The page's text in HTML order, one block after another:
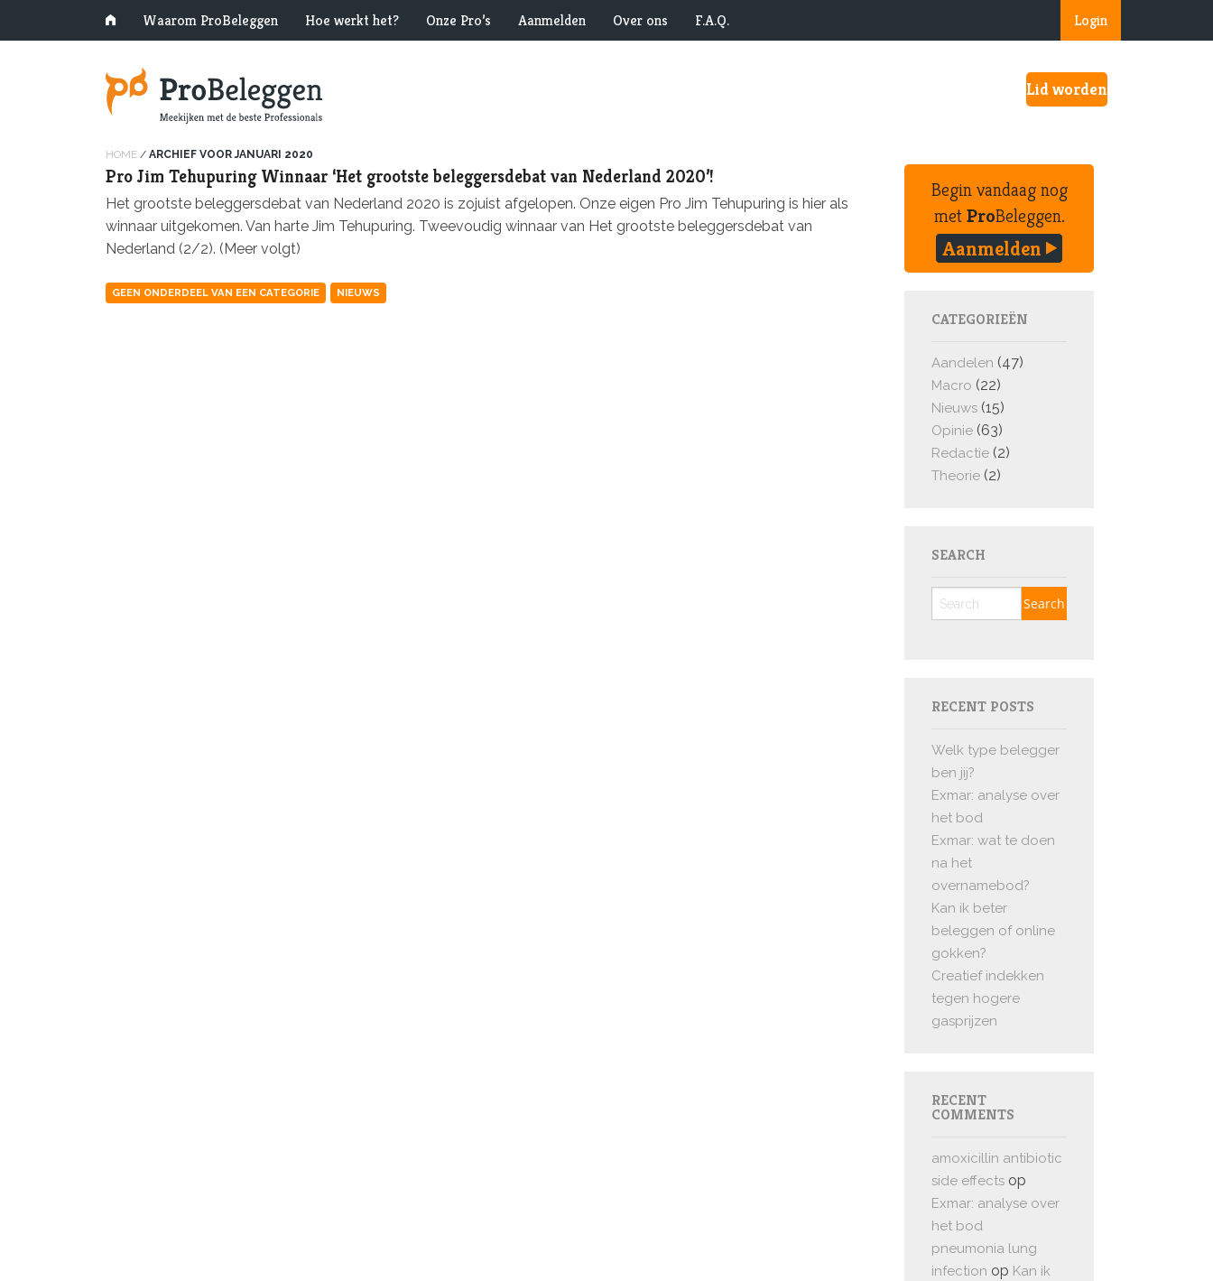
Login
Waarom ProBeleggen Hoe werkt het? Onze Pro’s Aanmelden Over ons F.A.Q.
Lid worden
HOME / ARCHIEF VOOR JANUARI 2020
Pro Jim Tehupuring Winnaar ‘Het grootste beleggersdebat van Nederland 2020’!
Het grootste beleggersdebat van Nederland 2020 is zojuist afgelopen. Onze eigen Pro Jim Tehupuring is hier als
winnaar uitgekomen. Van harte Jim Tehupuring. Tweevoudig winnaar van Het grootste beleggersdebat van
Nederland (2/2). (Meer volgt)
GEEN ONDERDEEL VAN EEN CATEGORIE NIEUWS
Begin vandaag nog
metProBeleggen.
Aanmelden
CATEGORIEËN
Aandelen (47)
Macro (22)
Nieuws (15)
Opinie (63)
Redactie (2)
Theorie (2)
SEARCH
RECENT POSTS
Welk type belegger
ben jij?
Exmar: analyse over
het bod
Exmar: wat te doen
na het
overnamebod?
Kan ik beter
beleggen of online
gokken?
Creatief indekken
tegen hogere
gasprijzen
RECENT
COMMENTS
amoxicillin antibiotic
side effects op
Exmar: analyse over
het bod
pneumonia lung
infection op Kan ik